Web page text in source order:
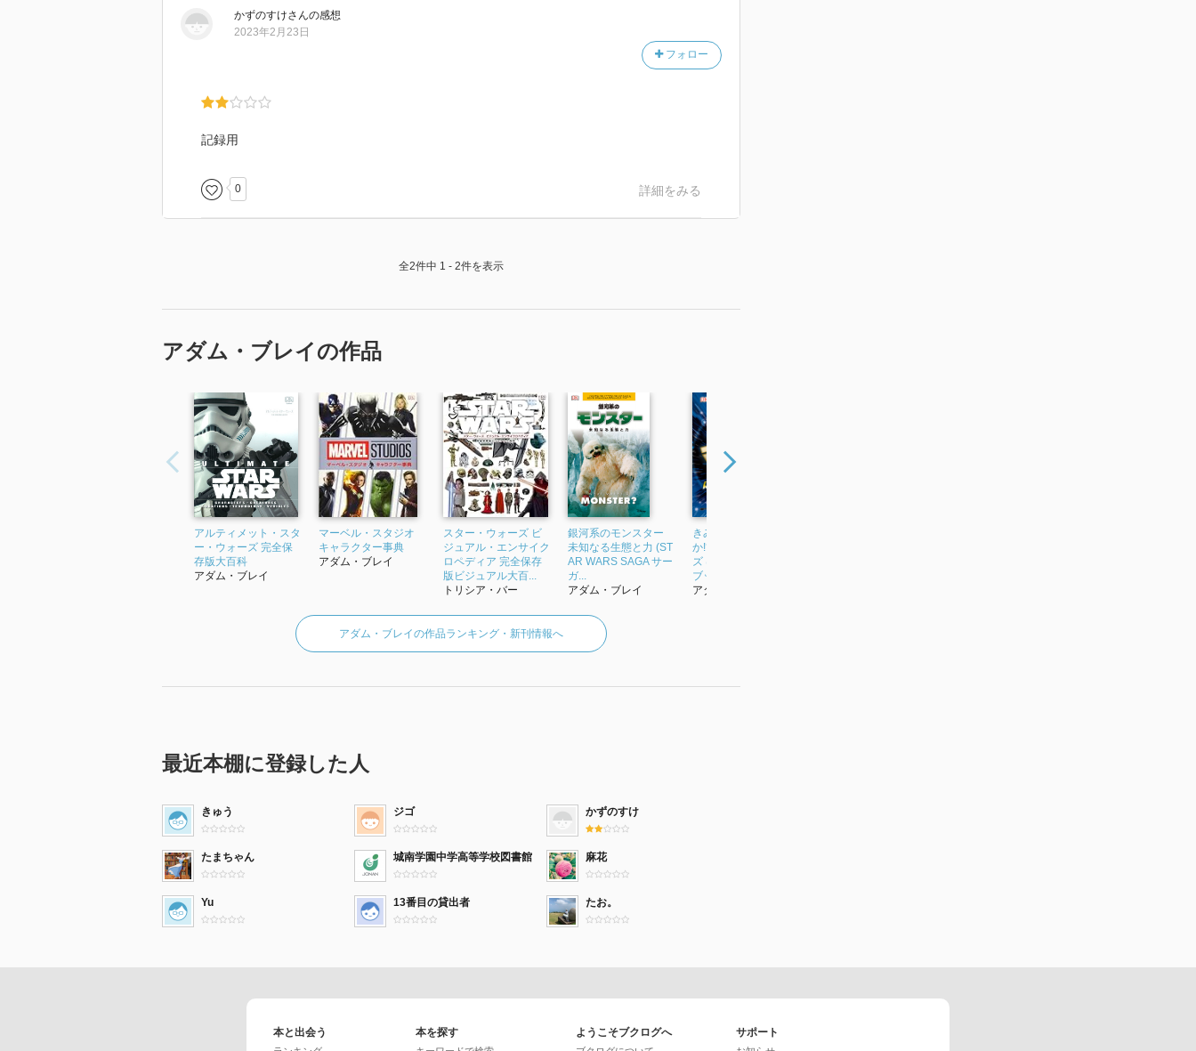
かずのすけさんの感想
フォロー
2023年2月23日
記録用
0 詳細をみる
全2件中 1 - 2件を表示
アダム・ブレイの作品
アルティメット・スタ
ー・ウォーズ 完全保
存版大百科
アダム・ブレイ
マーベル・スタジオ
キャラクター事典
アダム・ブレイ
スター・ウォーズ ビ
ジュアル・エンサイク
ロペディア 完全保存
版ビジュアル大百...
トリシア・バー
銀河系のモンスター
未知なる生態と力 (ST
AR WARS SAGA サー
ガ...
アダム・ブレイ
きみは、知っている
か!? スター・ウォー
ズ はやわかりデータ
ブック
アダム・ブレイ
アダム・ブレイの作品ランキング・新刊情報へ
最近本棚に登録した人
きゅう ジゴ かずのすけ
たまちゃん 城南学園中学高等学校図書館 麻花
Yu 13番目の貸出者 たお。
本と出会う 本を探す ようこそブクログへ サポート